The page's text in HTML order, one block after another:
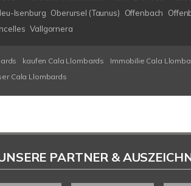
Isenburg Oberursel (Taunus) Offenbach
Vallgornera
kaufen Cala Llombards Immobilie Cala
Cala Llombards
PARTNER &